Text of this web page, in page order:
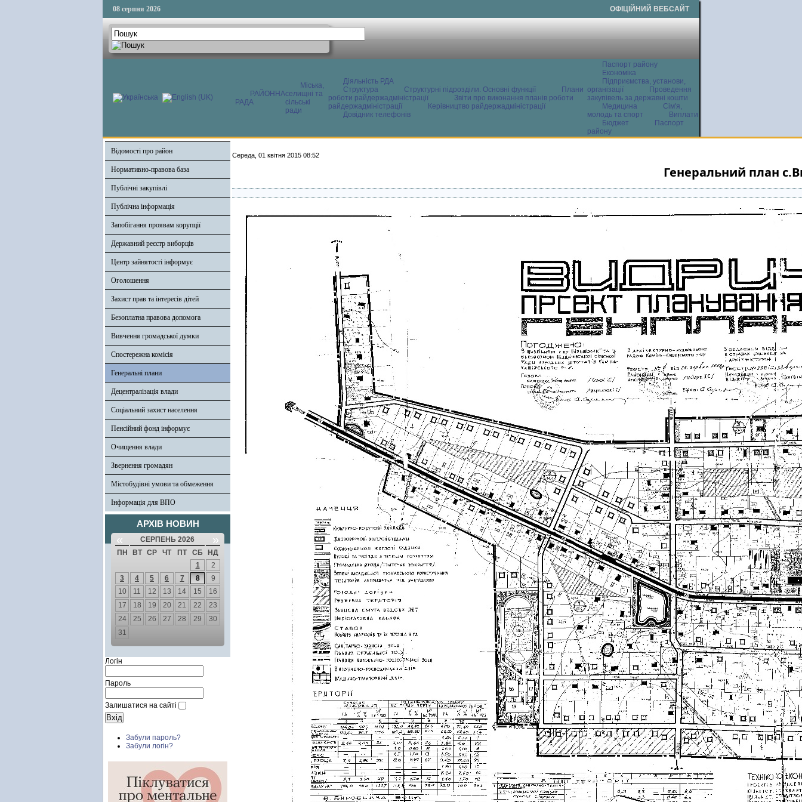
08 серпня 2026 ОФІЦІЙНИЙ ВЕБСАЙТ
РАЙОННА
РАДА
Міська,
селищні та
сільські
ради
Діяльність РДА
Структура
Структурні підрозділи. Основні функції
Плани
роботи райдержадміністрації
Звіти про виконання планів роботи
райдержадміністрації
Керівництво райдержадміністрації
Довідник телефонів
Паспорт району
Економіка
Підприємства, установи,
організації
Проведення
закупівель за державні кошти
Медицина
Сім'я,
молодь та спорт
Виплати
Бюджет
Паспорт
району
Відомості про район
Нормативно-правова база
Публічні закупівлі
Публічна інформація
Запобігання проявам корупції
Державний реєстр виборців
Центр зайнятості інформує
Оголошення
Захист прав та інтересів дітей
Безоплатна правова допомога
Вивчення громадської думки
Спостережна комісія
Генеральні плани
Децентралізація влади
Соціальний захист населення
Пенсійний фонд інформує
Очищення влади
Звернення громадян
Містобудівні умови та обмеження
Інформація для ВПО
АРХІВ НОВИН
« СЕРПЕНЬ 2026 »
ПН ВТ СР ЧТ ПТ СБ
НД
1
2
3
4 5 6 7 8
9
10
11 12 13 14 15
16
17
18 19 20 21 22
23
24
25 26 27 28 29
30
31
Логін
Пароль
Залишатися на сайті
Забули пароль?
Забули логін?
Середа, 01 квітня 2015 08:52
Генеральний план